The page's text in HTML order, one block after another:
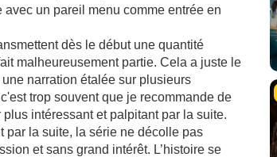
un pareil menu comme entrée en
dès le début une quantité
malheureusement partie. Cela a juste le
narration étalée sur plusieurs
trop souvent que je recommande de
intéressant et palpitant par la suite.
par la suite, la série ne décolle pas
et sans grand intérêt. L’histoire se